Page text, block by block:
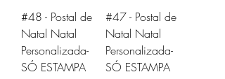
#48 - Postal de
Natal Natal
Personalizada-
SÓ ESTAMPA
#47 - Postal de
Natal Natal
Personalizada-
SÓ ESTAMPA